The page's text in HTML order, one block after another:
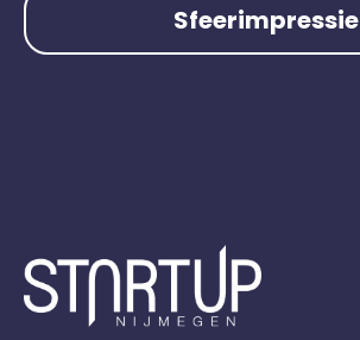
Sfeerimpressie